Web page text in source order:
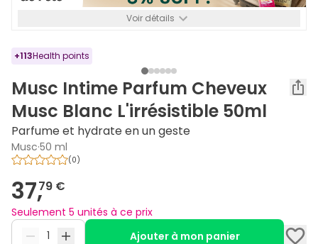
Voir détails
+113Health points
Musc Intime Parfum Cheveux
Musc Blanc L'irrésistible 50ml
Parfume et hydrate en un geste
Musc·50 ml
(0)
37,79 €
Seulement 5 unités à ce prix
Ajouter à mon panier